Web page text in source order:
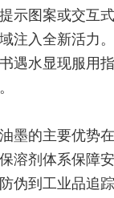
示图案或交互
注入全新活力
遇水显现服用
墨的主要优势
溶剂体系保障
伪到工业品追